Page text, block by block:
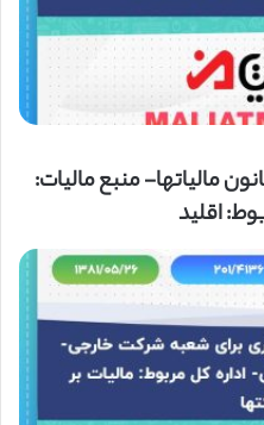
تبصره 1 ماده 138 قانون مالیاتها- منبع مالیات:
اقلید